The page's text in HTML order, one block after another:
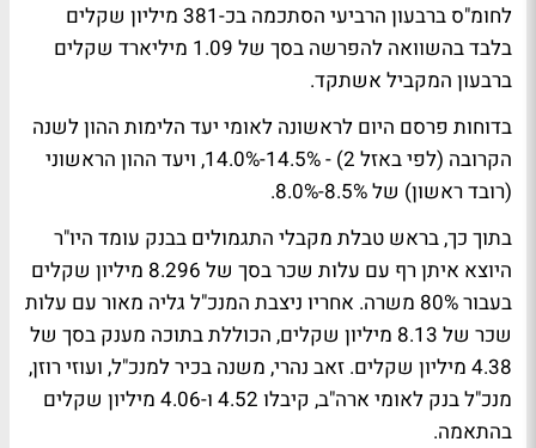
לחומ"ס ברבעון הרביעי הסתכמה בכ-381 מיליון שקלים
בלבד בהשוואה להפרשה בסך של 1.09 מיליארד שקלים
ברבעון המקביל אשתקד.
בדוחות פרסם היום לראשונה לאומי יעד הלימות ההון לשנה
הקרובה (לפי באזל 2) - 14.5%-14.0%, ויעד ההון הראשוני
(רובד ראשון) של 8.5%-8.0%.
בתוך כך, בראש טבלת מקבלי התגמולים בבנק עומד היו"ר
היוצא איתן רף עם עלות שכר בסך של 8.296 מיליון שקלים
בעבור 80% משרה. אחריו ניצבת המנכ"ל גליה מאור עם עלות
שכר של 8.13 מיליון שקלים, הכוללת בתוכה מענק בסך של
4.38 מיליון שקלים. זאב נהרי, משנה בכיר למנכ"ל, ועוזי רוזן,
מנכ"ל בנק לאומי ארה"ב, קיבלו 4.52 ו-4.06 מיליון שקלים
בהתאמה.